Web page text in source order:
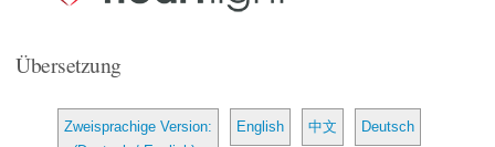
Übersetzung
Zweisprachige Version:
English 中文 Deutsch